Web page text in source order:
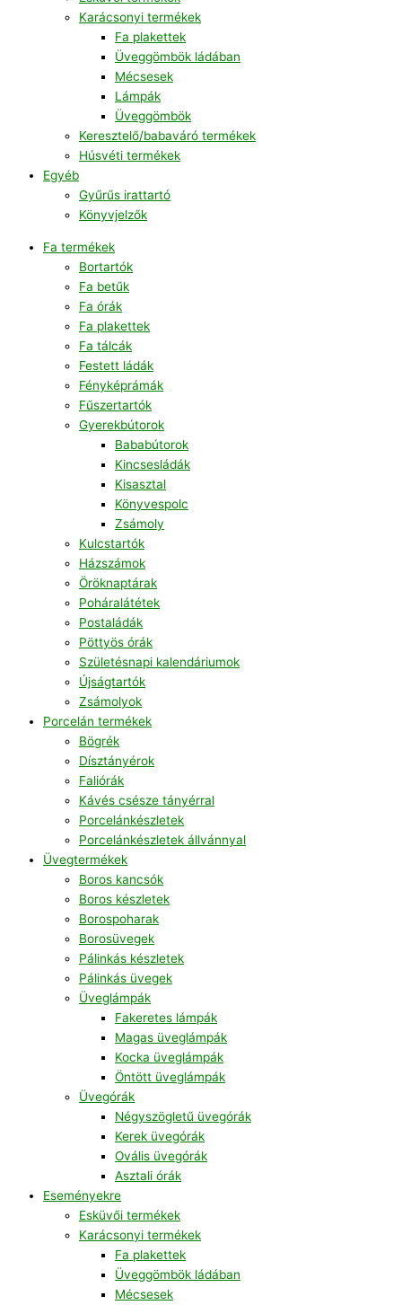
Karácsonyi termékek
Fa plakettek
Üveggömbök ládában
Mécsesek
Lámpák
Üveggömbök
Keresztelő/babaváró termékek
Húsvéti termékek
Egyéb
Gyűrűs irattartó
Könyvjelzők
Fa termékek
Bortartók
Fa betűk
Fa órák
Fa plakettek
Fa tálcák
Festett ládák
Fényképrámák
Fűszertartók
Gyerekbútorok
Bababútorok
Kincsesládák
Kisasztal
Könyvespolc
Zsámoly
Kulcstartók
Házszámok
Öröknaptárak
Poháralátétek
Postaládák
Pöttyös órák
Születésnapi kalendáriumok
Újságtartók
Zsámolyok
Porcelán termékek
Bögrék
Dísztányérok
Faliórák
Kávés csésze tányérral
Porcelánkészletek
Porcelánkészletek állvánnyal
Üvegtermékek
Boros kancsók
Boros készletek
Borospoharak
Borosüvegek
Pálinkás készletek
Pálinkás üvegek
Üveglámpák
Fakeretes lámpák
Magas üveglámpák
Kocka üveglámpák
Öntött üveglámpák
Üvegórák
Négyszögletű üvegórák
Kerek üvegórák
Ovális üvegórák
Asztali órák
Eseményekre
Esküvői termékek
Karácsonyi termékek
Fa plakettek
Üveggömbök ládában
Mécsesek